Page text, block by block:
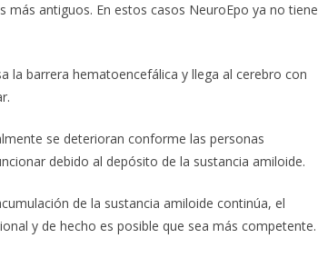
antiguos. En estos casos NeuroEpo ya no tiene
la barrera hematoencefálica y llega al cerebro con
se deterioran conforme las personas
debido al depósito de la sustancia amiloide.
de la sustancia amiloide continúa, el
y de hecho es posible que sea más competente.